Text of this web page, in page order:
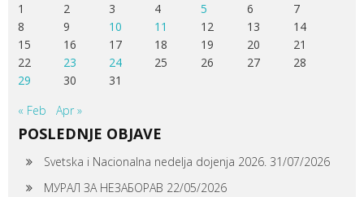
1
2 3 4 5 6
7
8
9 10 11 12 13
14
15
16 17 18 19 20
21
22
23 24 25 26 27
28
29
30
31
« Feb
Apr »
POSLEDNJE OBJAVE
Svetska i Nacionalna nedelja dojenja 2026. 31/07/2026
МУРАЛ ЗА НЕЗАБОРАВ 22/05/2026